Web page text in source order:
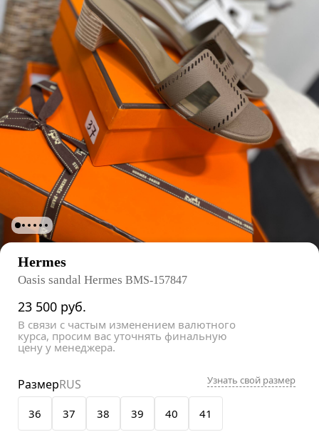
Hermes
Oasis sandal Hermes BMS-157847
23 500 руб.
В связи с частым изменением валютного
курса, просим вас уточнять финальную
цену у менеджера.
36 37 38 39 40 41
РазмерRUS Узнать свой размер